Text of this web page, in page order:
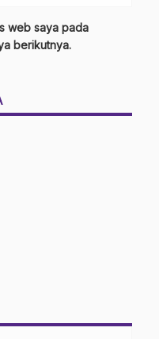
web saya pada
berikutnya.